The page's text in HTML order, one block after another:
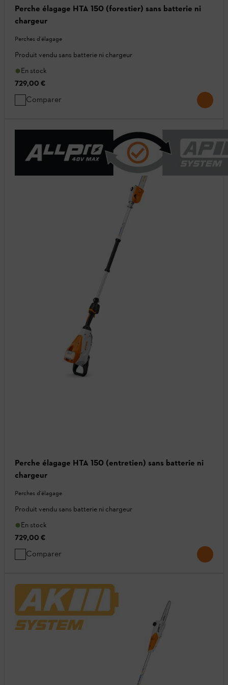
Perche élagage HTA 150 (forestier) sans batterie ni
chargeur
Perches d'élagage
Produit vendu sans batterie ni chargeur
En stock
729,00 €
Comparer
Perche élagage HTA 150 (entretien) sans batterie ni
chargeur
Perches d'élagage
Produit vendu sans batterie ni chargeur
En stock
729,00 €
Comparer